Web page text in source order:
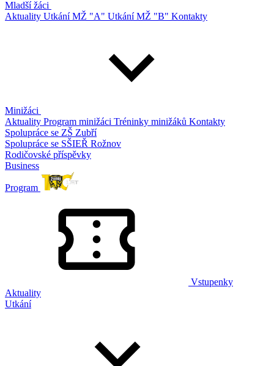
Mladší žáci
Aktuality Utkání MŽ "A" Utkání MŽ "B" Kontakty
Minižáci
Aktuality Program minižáci Tréninky minižáků Kontakty
Spolupráce se ZŠ Zubří
Spolupráce se SŠIEŘ Rožnov
Rodičovské příspěvky
Business
Program
Vstupenky
Aktuality
Utkání